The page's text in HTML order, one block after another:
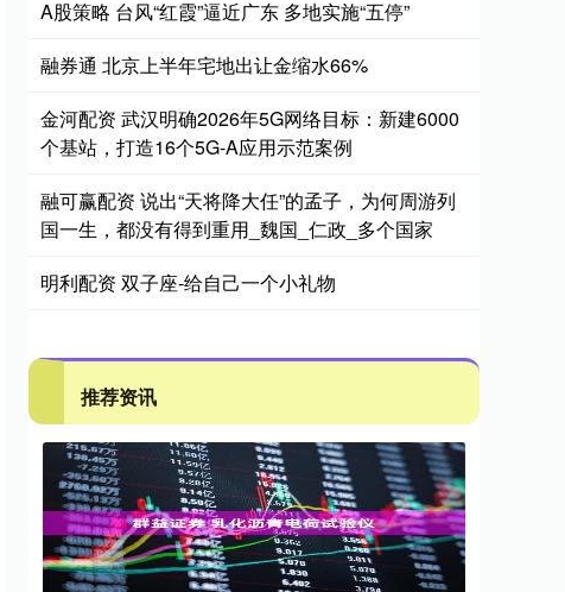
A股策略 台风“红霞”逼近广东 多地实施“五停”
融券通 北京上半年宅地出让金缩水66%
金河配资 武汉明确2026年5G网络目标：新建6000
个基站，打造16个5G-A应用示范案例
融可赢配资 说出“天将降大任”的孟子，为何周游列
国一生，都没有得到重用_魏国_仁政_多个国家
明利配资 双子座-给自己一个小礼物
推荐资讯